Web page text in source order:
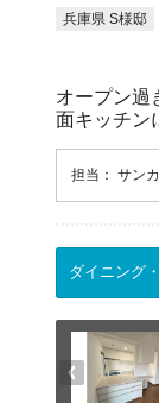
兵庫県 S様邸
オープン過
面キッチン
担当： サン